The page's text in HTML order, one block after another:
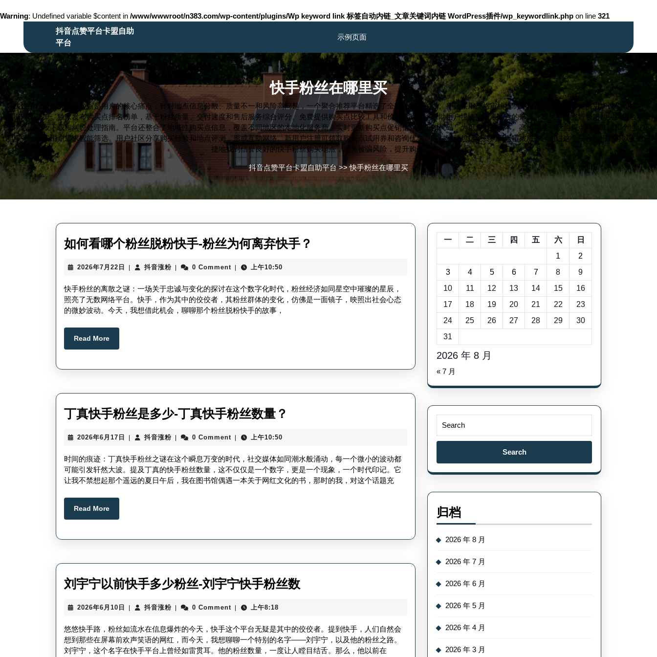
Warning: Undefined variable $content in /www/wwwroot/n383.com/wp-content/plugins/Wp keyword link 标签自动内链_文章关键词内链 WordPress插件/wp_keywordlink.php on line 321
抖音点赞平台卡盟自助
平台
示例页面
快手粉丝在哪里买
寻找快手粉丝购买可靠地点是用户的核心痛点，针对地点信息分散、质量不一和风险高问题，一个聚合推荐平台精选了全网优质购买点。平台采用严格审核机制评估购买点资质，提供用户评价和成功率
数据辅助决策。独家发布购买点排名榜单，基于粉丝质量、交付速度和售后服务综合评分。免费提供购买点比较工具和价格计算器，帮助用户快速找到最适合的来源。相关扩展资源包括购买点黑名单曝
光、合同模板下载和纠纷处理指南。平台还整合了地域性购买点信息，覆盖不同地区的本地化服务商。实时更新购买点促销信息和折扣代码，为用户节省成本。高级功能包括购买点推荐算法和个性化匹
配服务，根据用户需求智能筛选。用户社区分享购买经验和地点评测，形成互助网络。新用户注册可领取购买点试用券和咨询优惠，限时活动包括免费购买点审核服务。通过这个平台，用户可以安全便
捷地找到信誉良好的快手粉丝购买地点，避免被骗风险，提升购买效率。
抖音点赞平台卡盟自助平台>>快手粉丝在哪里买
如何看哪个粉丝脱粉快手-粉丝为何离弃快手？
哪
个
手-
离
弃
2026年7月22日
2026
7
月
22
日
抖音涨粉抖
涨
粉
0 Comment 上午10:50
快手粉丝的离散之谜：一场关于忠诚与变化的探讨在这个数字化时代，粉丝经济如同星空中璀璨的星辰，
照亮了无数网络平台。快手，作为其中的佼佼者，其粉丝群体的变化，仿佛是一面镜子，映照出社会心态
的微妙波动。今天，我想借此机会，聊聊那个粉丝脱粉快手的故事，
Read MoreRead
More
丁真快手粉丝是多少-丁真快手粉丝数量？
手
粉
丝
真
快
手
数
量？
2026年6月17日
2026
6
月
17
日
抖音涨粉抖
涨
粉
0 Comment 上午10:50
时间的痕迹：丁真快手粉丝之谜在这个瞬息万变的时代，社交媒体如同潮水般涌动，每一个微小的波动都
可能引发轩然大波。提及丁真的快手粉丝数量，这不仅仅是一个数字，更是一个现象，一个时代印记。它
让我不禁想起那个遥远的夏日午后，我在图书馆偶遇一本关于网红文化的书，那时的我，对这个话题充
Read MoreRead
More
刘宇宁以前快手多少粉丝-刘宇宁快手粉丝数刘
以
前
2026年6月10日
2026
6
月
10
日
抖音涨粉抖
涨
粉
0 Comment 上午8:18
悠悠快手路，粉丝如流水在信息爆炸的今天，快手这个平台无疑是其中的佼佼者。提到快手，人们自然会
想到那些在屏幕前欢声笑语的网红，而今天，我想聊聊一个特别的名字——刘宇宁，以及他的粉丝之路。
刘宇宁，这个名字在快手平台上曾经如雷贯耳。他的粉丝数量，一度让人瞠目结舌。那么，他以前在
2026 年 8 月
一 二 三 四 五 六
日
1
2
3
4 5 6 7 8
9
10
11 12 13 14 15
16
17
18 19 20 21 22
23
24
25 26 27 28 29
30
31
« 7 月
Search
归档
2026 年 8 月
2026 年 7 月
2026 年 6 月
2026 年 5 月
2026 年 4 月
2026 年 3 月